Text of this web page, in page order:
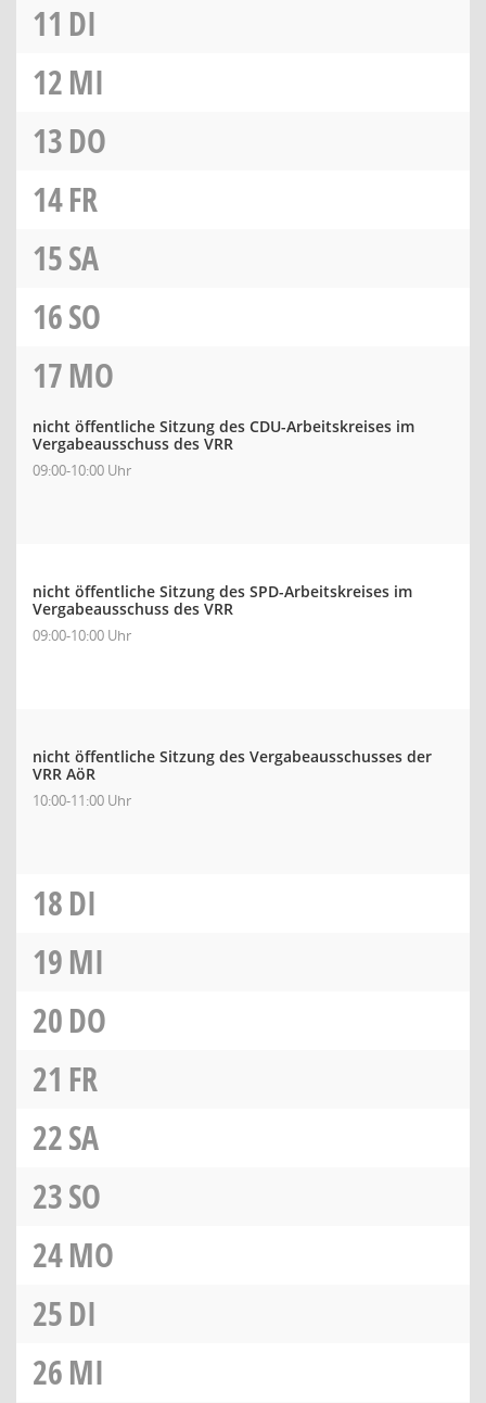
11 DI
12MI
13DO
14FR
15SA
16SO
17MO
nicht öffentliche Sitzung des CDU-Arbeitskreises im
Vergabeausschuss des VRR
09:00-10:00 Uhr
nicht öffentliche Sitzung des SPD-Arbeitskreises im
Vergabeausschuss des VRR
09:00-10:00 Uhr
nicht öffentliche Sitzung des Vergabeausschusses der
VRR AöR
10:00-11:00 Uhr
18DI
19MI
20DO
21 FR
22SA
23SO
24MO
25DI
26MI